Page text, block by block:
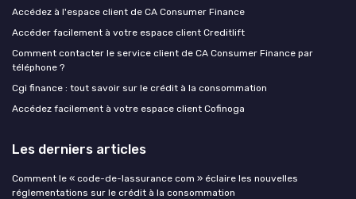
Accédez à l'espace client de CA Consumer Finance
Accéder facilement à votre espace client Creditlift
Comment contacter le service client de CA Consumer Finance par
téléphone ?
Cgi finance : tout savoir sur le crédit à la consommation
Accédez facilement à votre espace client Cofinoga
Les derniers articles
Comment le « code-de-lassurance com » éclaire les nouvelles
réglementations sur le crédit à la consommation